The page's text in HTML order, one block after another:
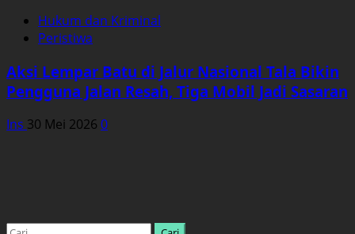
Hukum dan Kriminal
Peristiwa
Aksi Lempar Batu di Jalur Nasional Tala Bikin
Pengguna Jalan Resah, Tiga Mobil Jadi Sasaran
Ins 30 Mei 2026 0